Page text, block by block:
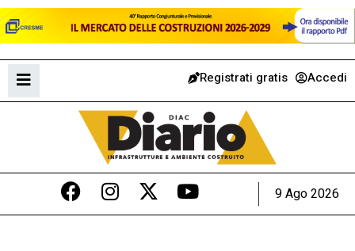
Registrati gratis Accedi
9 Ago 2026